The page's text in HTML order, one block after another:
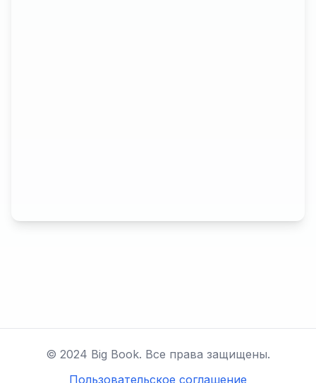
© 2024 Big Book. Все права защищены.
Пользовательское соглашение